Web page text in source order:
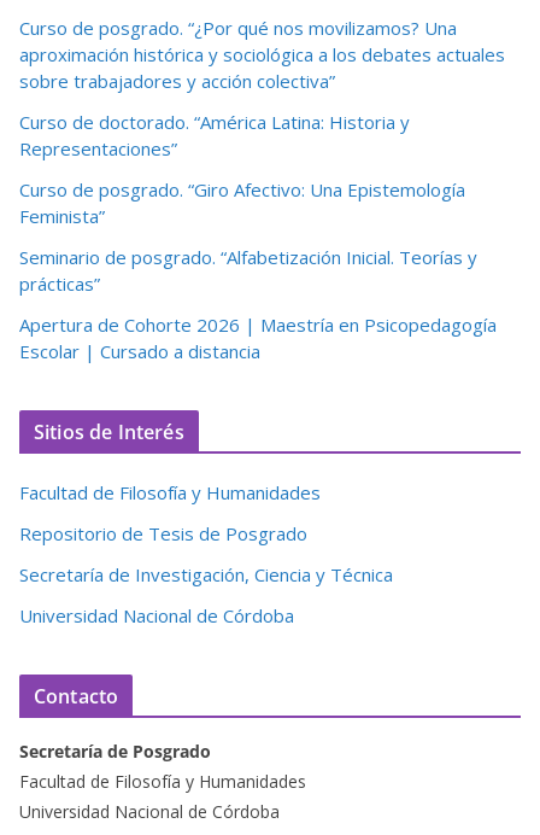
Curso de posgrado. “¿Por qué nos movilizamos? Una
aproximación histórica y sociológica a los debates actuales
sobre trabajadores y acción colectiva”
Curso de doctorado. “América Latina: Historia y
Representaciones”
Curso de posgrado. “Giro Afectivo: Una Epistemología
Feminista”
Seminario de posgrado. “Alfabetización Inicial. Teorías y
prácticas”
Apertura de Cohorte 2026 | Maestría en Psicopedagogía
Escolar | Cursado a distancia
Sitios de Interés
Facultad de Filosofía y Humanidades
Repositorio de Tesis de Posgrado
Secretaría de Investigación, Ciencia y Técnica
Universidad Nacional de Córdoba
Contacto
Secretaría de Posgrado
Facultad de Filosofía y Humanidades
Universidad Nacional de Córdoba